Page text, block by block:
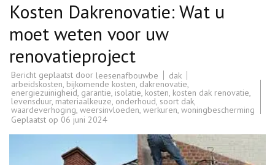
Kosten Dakrenovatie: Wat u
moet weten voor uw
renovatieproject
Bericht geplaatst door leesenafbouwbe
dak
arbeidskosten, bijkomende kosten, dakrenovatie,
energiezuinigheid, garantie, isolatie, kosten, kosten dak renovatie,
levensduur, materiaalkeuze, onderhoud, soort dak,
waardeverhoging, weersinvloeden, werkuren, woningbescherming
Geplaatst op 06 juni 2024